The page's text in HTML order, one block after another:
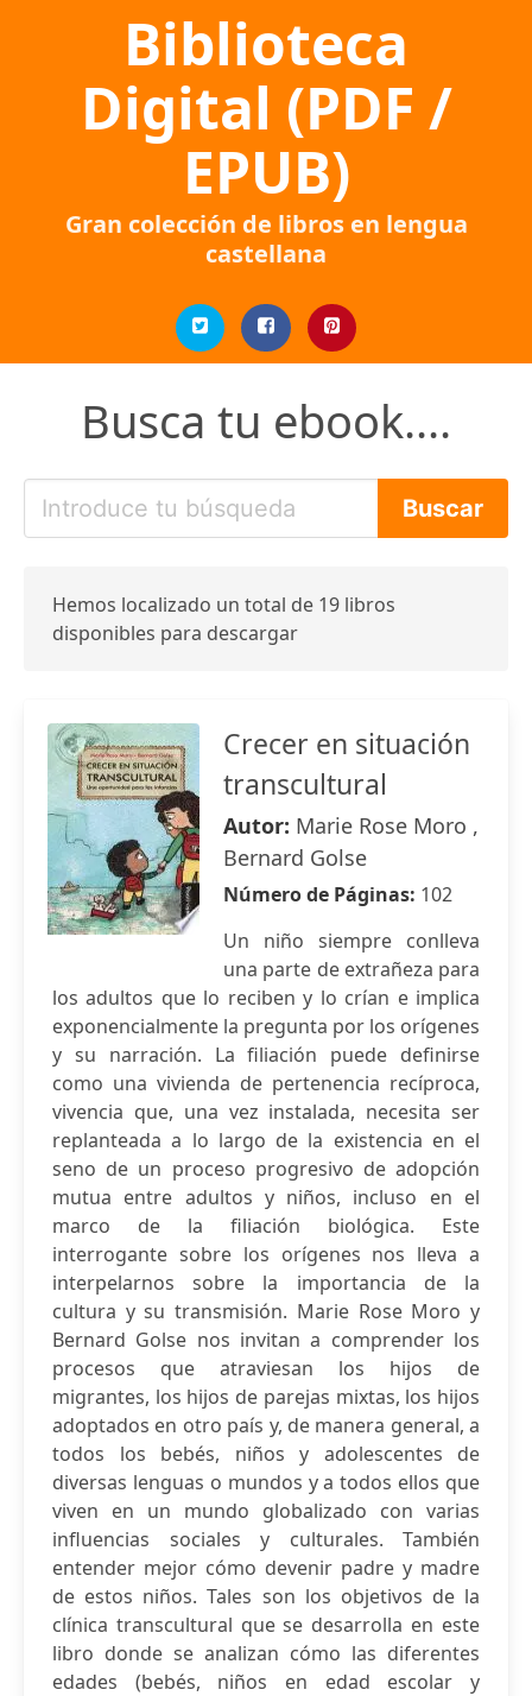
Biblioteca
Digital (PDF /
EPUB)
Gran colección de libros en lengua
castellana
Busca tu ebook....
Hemos localizado un total de 19 libros
disponibles para descargar
Crecer en situación
transcultural
Autor: Marie Rose Moro ,
Bernard Golse
Número de Páginas: 102
Un niño siempre conlleva
una parte de extrañeza para
los adultos que lo reciben y lo crían e implica
exponencialmente la pregunta por los orígenes
y su narración. La filiación puede definirse
como una vivienda de pertenencia recíproca,
vivencia que, una vez instalada, necesita ser
replanteada a lo largo de la existencia en el
seno de un proceso progresivo de adopción
mutua entre adultos y niños, incluso en el
marco de la filiación biológica. Este
interrogante sobre los orígenes nos lleva a
interpelarnos sobre la importancia de la
cultura y su transmisión. Marie Rose Moro y
Bernard Golse nos invitan a comprender los
procesos que atraviesan los hijos de
migrantes, los hijos de parejas mixtas, los hijos
adoptados en otro país y, de manera general, a
todos los bebés, niños y adolescentes de
diversas lenguas o mundos y a todos ellos que
viven en un mundo globalizado con varias
influencias sociales y culturales. También
entender mejor cómo devenir padre y madre
de estos niños. Tales son los objetivos de la
clínica transcultural que se desarrolla en este
libro donde se analizan cómo las diferentes
edades (bebés, niños en edad escolar y